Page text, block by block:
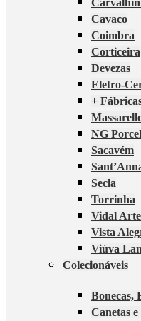
Cavaco
Coimbra
Corticeira
Devezas
Eletro-
+
NG
Sacavém
Secla
Torrinha
Vidal Arte
Vista
Viúva
Colecionáveis
Bonecas,
Canetas